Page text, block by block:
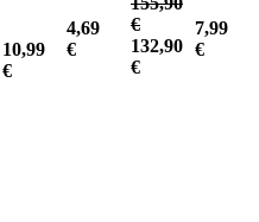
10,99
€
4,69
€
€
132,90
€
7,99
€